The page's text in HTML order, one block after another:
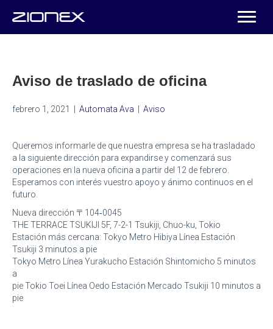
Aviso de traslado de oficina
febrero 1, 2021 Automata Ava Aviso
Queremos informarle de que nuestra empresa se ha trasladado
a la siguiente dirección para expandirse y comenzará sus
operaciones en la nueva oficina a partir del 12 de febrero.
Esperamos con interés vuestro apoyo y ánimo continuos en el
futuro.
Nueva dirección 〒104‐0045
THE TERRACE TSUKIJI 5F, 7-2-1 Tsukiji, Chuo-ku, Tokio
Estación más cercana: Tokyo Metro Hibiya Línea Estación
Tsukiji 3 minutos a pie
Tokyo Metro Línea Yurakucho Estación Shintomicho 5 minutos
a
pie Tokio Toei Línea Oedo Estación Mercado Tsukiji 10 minutos a
pie